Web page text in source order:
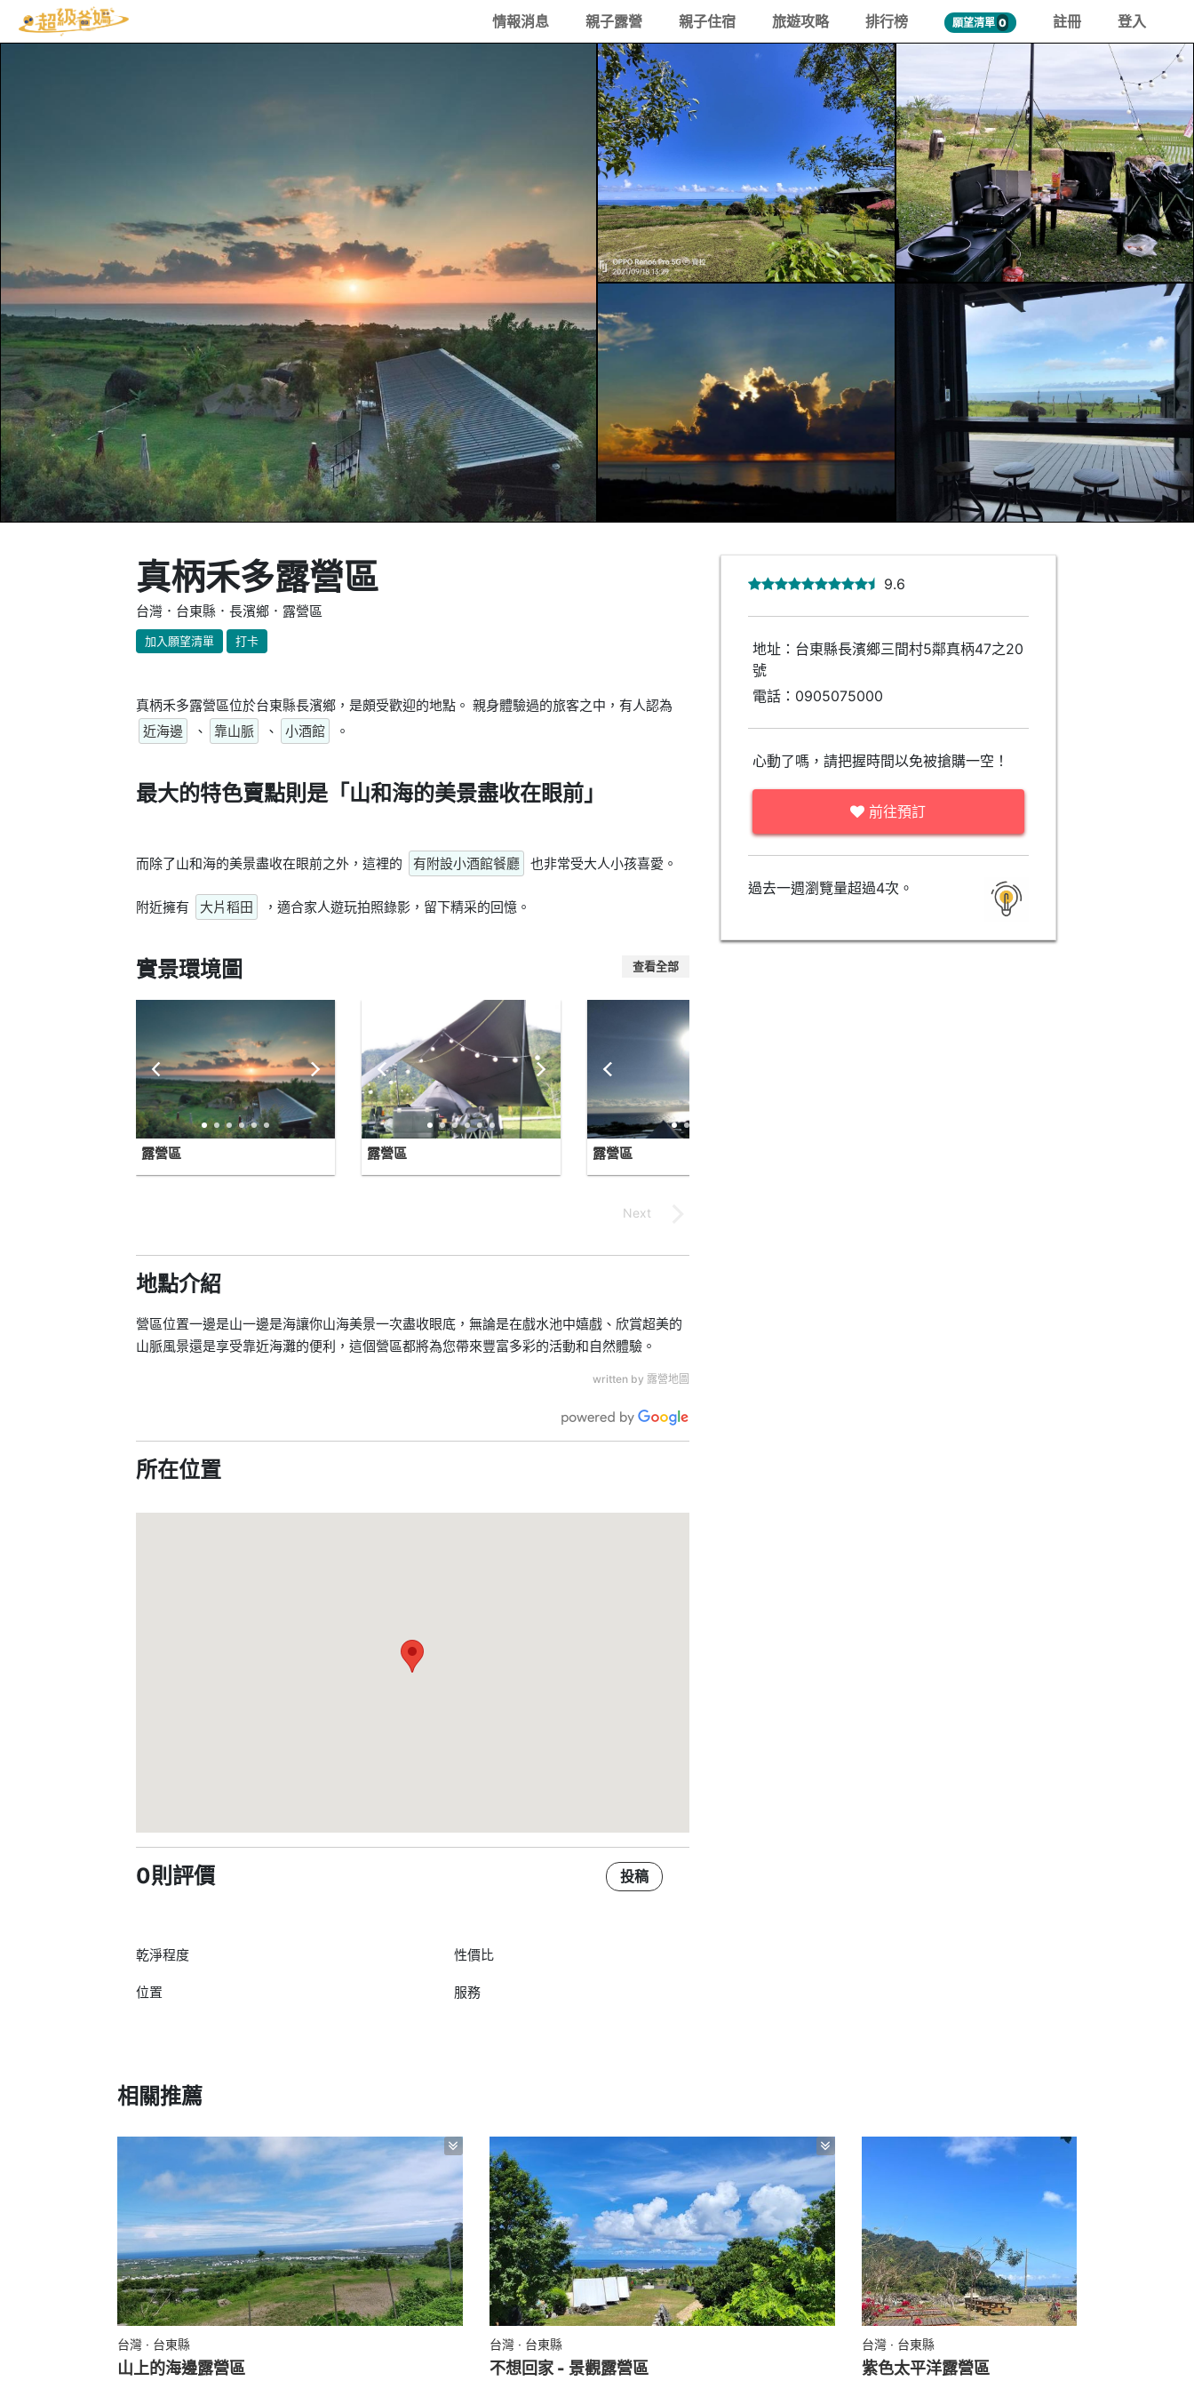
情報消息 親子露營 親子住宿 旅遊攻略 排行榜 願望清單 0 註冊 登入
真柄禾多露營區
台灣．台東縣．長濱鄉．露營區
加入願望清單 打卡
真柄禾多露營區位於台東縣長濱鄉，是頗受歡迎的地點。 親身體驗過的旅客之中，有人認為
近海邊
、 靠山脈 、 小酒館 。
最大的特色賣點則是「山和海的美景盡收在眼前」
而除了山和海的美景盡收在眼前之外，這裡的 有附設小酒館餐廳 也非常受大人小孩喜愛。
附近擁有 大片稻田 ，適合家人遊玩拍照錄影，留下精采的回憶。
實景環境圖 查看全部
露營區 露營區 露營區
地點介紹
營區位置一邊是山一邊是海讓你山海美景一次盡收眼底，無論是在戲水池中嬉戲、欣賞超美的
山脈風景還是享受靠近海灘的便利，這個營區都將為您帶來豐富多彩的活動和自然體驗。
written by 露營地圖
所在位置
0則評價 投稿
乾淨程度
位置
性價比
服務
9.6
地址：台東縣長濱鄉三間村5鄰真柄47之20
號
電話： 0905075000
心動了嗎，請把握時間以免被搶購一空！
前往預訂
過去一週瀏覽量超過4次。
相關推薦
台灣 · 台東縣
山上的海邊露營區
台灣 · 台東縣
不想回家 - 景觀露營區
台灣 · 台東縣
紫色太平洋露營區